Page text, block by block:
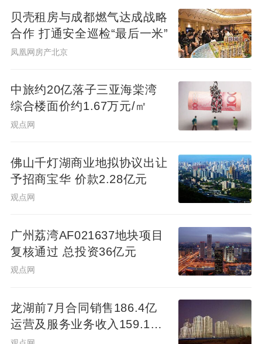
贝壳租房与成都燃气达成战略
合作 打通安全巡检“最后一米”
凤凰网房产北京
中旅约20亿落子三亚海棠湾
综合楼面价约1.67万元/㎡
观点网
佛山千灯湖商业地拟协议出让
予招商宝华 价款2.28亿元
观点网
广州荔湾AF021637地块项目
复核通过 总投资36亿元
观点网
龙湖前7月合同销售186.4亿
运营及服务业务收入159.1亿
元